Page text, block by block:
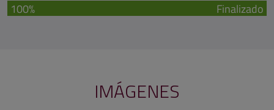
100%
Finalizado
IMÁGENES